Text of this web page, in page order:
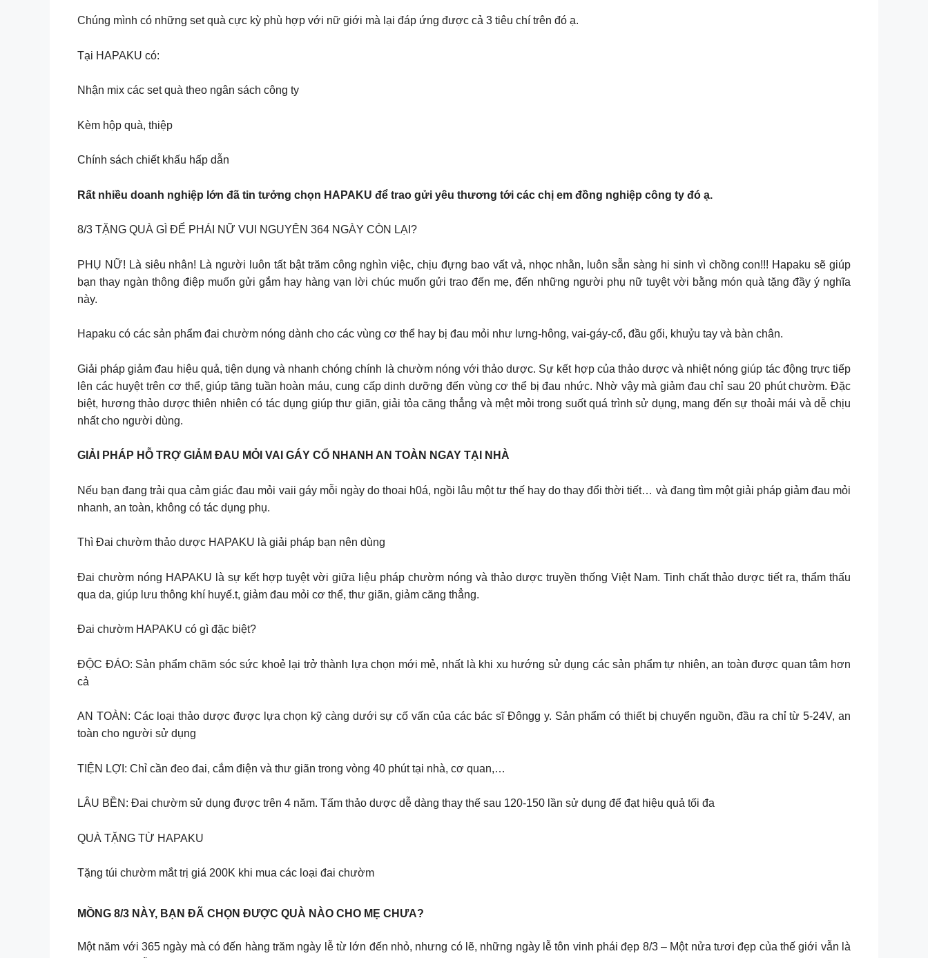
Chúng mình có những set quà cực kỳ phù hợp với nữ giới mà lại đáp ứng được cả 3 tiêu chí trên đó ạ.
Tại HAPAKU có:
Nhận mix các set quà theo ngân sách công ty
Kèm hộp quà, thiệp
Chính sách chiết khấu hấp dẫn
Rất nhiều doanh nghiệp lớn đã tin tưởng chọn HAPAKU để trao gửi yêu thương tới các chị em đồng nghiệp công ty đó ạ.
8/3 TẶNG QUÀ GÌ ĐỂ PHÁI NỮ VUI NGUYÊN 364 NGÀY CÒN LẠI?
PHỤ NỮ! Là siêu nhân! Là người luôn tất bật trăm công nghìn việc, chịu đựng bao vất vả, nhọc nhằn, luôn sẵn sàng hi sinh vì chồng con!!! Hapaku sẽ giúp
bạn thay ngàn thông điệp muốn gửi gắm hay hàng vạn lời chúc muốn gửi trao đến mẹ, đến những người phụ nữ tuyệt vời bằng món quà tặng đầy ý nghĩa
này.
Hapaku có các sản phẩm đai chườm nóng dành cho các vùng cơ thể hay bị đau mỏi như lưng-hông, vai-gáy-cổ, đầu gối, khuỷu tay và bàn chân.
Giải pháp giảm đau hiệu quả, tiện dụng và nhanh chóng chính là chườm nóng với thảo dược. Sự kết hợp của thảo dược và nhiệt nóng giúp tác động trực tiếp
lên các huyệt trên cơ thể, giúp tăng tuần hoàn máu, cung cấp dinh dưỡng đến vùng cơ thể bị đau nhức. Nhờ vậy mà giảm đau chỉ sau 20 phút chườm. Đặc
biệt, hương thảo dược thiên nhiên có tác dụng giúp thư giãn, giải tỏa căng thẳng và mệt mỏi trong suốt quá trình sử dụng, mang đến sự thoải mái và dễ chịu
nhất cho người dùng.
GIẢI PHÁP HỖ TRỢ GIẢM ĐAU MỎI VAI GÁY CỔ NHANH AN TOÀN NGAY TẠI NHÀ
Nếu bạn đang trải qua cảm giác đau mỏi vaii gáy mỗi ngày do thoai h0á, ngồi lâu một tư thế hay do thay đổi thời tiết… và đang tìm một giải pháp giảm đau mỏi
nhanh, an toàn, không có tác dụng phụ.
Thì Đai chườm thảo dược HAPAKU là giải pháp bạn nên dùng
Đai chườm nóng HAPAKU là sự kết hợp tuyệt vời giữa liệu pháp chườm nóng và thảo dược truyền thống Việt Nam. Tinh chất thảo dược tiết ra, thẩm thấu
qua da, giúp lưu thông khí huyế.t, giảm đau mỏi cơ thể, thư giãn, giảm căng thẳng.
Đai chườm HAPAKU có gì đặc biệt?
ĐỘC ĐÁO: Sản phẩm chăm sóc sức khoẻ lại trở thành lựa chọn mới mẻ, nhất là khi xu hướng sử dụng các sản phẩm tự nhiên, an toàn được quan tâm hơn
cả
AN TOÀN: Các loại thảo dược được lựa chọn kỹ càng dưới sự cố vấn của các bác sĩ Đôngg y. Sản phẩm có thiết bị chuyển nguồn, đầu ra chỉ từ 5-24V, an
toàn cho người sử dụng
TIỆN LỢI: Chỉ cần đeo đai, cắm điện và thư giãn trong vòng 40 phút tại nhà, cơ quan,…
LÂU BỀN: Đai chườm sử dụng được trên 4 năm. Tấm thảo dược dễ dàng thay thế sau 120-150 lần sử dụng để đạt hiệu quả tối đa
QUÀ TẶNG TỪ HAPAKU
Tặng túi chườm mắt trị giá 200K khi mua các loại đai chườm
MỒNG 8/3 NÀY, BẠN ĐÃ CHỌN ĐƯỢC QUÀ NÀO CHO MẸ CHƯA?
Một năm với 365 ngày mà có đến hàng trăm ngày lễ từ lớn đến nhỏ, nhưng có lẽ, những ngày lễ tôn vinh phái đẹp 8/3 – Một nửa tươi đẹp của thế giới vẫn là